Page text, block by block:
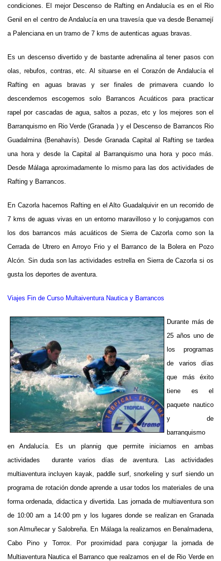
condiciones. El mejor Descenso de Rafting en Andalucía es en el Rio
Genil en el centro de Andalucía en una travesía que va desde Benamejí
a Palenciana en un tramo de 7 kms de autenticas aguas bravas.
Es un descenso divertido y de bastante adrenalina al tener pasos con
olas, rebufos, contras, etc. Al situarse en el Corazón de Andalucía el
Rafting en aguas bravas y ser finales de primavera cuando lo
descendemos escogemos solo Barrancos Acuáticos para practicar
rapel por cascadas de agua, saltos a pozas, etc y los mejores son el
Barranquismo en Rio Verde (Granada ) y el Descenso de Barrancos Rio
Guadalmina (Benahavís). Desde Granada Capital al Rafting se tardea
una hora y desde la Capital al Barranquismo una hora y poco más.
Desde Málaga aproximadamente lo mismo para las dos actividades de
Rafting y Barrancos.
En Cazorla hacemos Rafting en el Alto Guadalquivir en un recorrido de
7 kms de aguas vivas en un entorno maravilloso y lo conjugamos con
los dos barrancos más acuáticos de Sierra de Cazorla como son la
Cerrada de Utrero en Arroyo Frio y el Barranco de la Bolera en Pozo
Alcón. Sin duda son las actividades estrella en Sierra de Cazorla si os
gusta los deportes de aventura.
Viajes Fin de Curso Multaiventura Nautica y Barrancos
Durante más de
25 años uno de
los programas
de varios días
que más éxito
tiene es el
paquete nautico
y de
barranquismo
en Andalucía. Es un plannig que permite iniciarnos en ambas
actividades durante varios días de aventura. Las actividades
multiaventura incluyen kayak, paddle surf, snorkeling y surf siendo un
programa de rotación donde aprende a usar todos los materiales de una
forma ordenada, didactica y divertida. Las jornada de multiaventura son
de 10:00 am a 14:00 pm y los lugares donde se realizan en Granada
son Almuñecar y Salobreña. En Málaga la realizamos en Benalmadena,
Cabo Pino y Torrox. Por proximidad para conjugar la jornada de
Multiaventura Nautica el Barranco que realzamos en el de Rio Verde en